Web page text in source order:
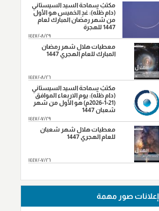
مكتبُ سماحة السيد السيستاني
(دام ظلّه): غدٍ الخميس هو الأول
من شهر رمضان المبارك لعام
1447 للهجرة
١٤٤٧/٠٨/٢٩
معطيات هلال شهر رمضان
المبارك للعام الهجري 1447
١٤٤٧/٠٨/٢٦
مكتبُ سماحة السيد السيستاني
(دام ظلّه): يوم الاربعاء الموافق
(21-1-2026م) هو الأول من شهر
شعبان 1447
١٤٤٧/٠٧/٢٩
معطيات هلال شهر شعبان
للعام الهجري 1447
١٤٤٧/٠٧/٢٦
إعلانات صور مهمة